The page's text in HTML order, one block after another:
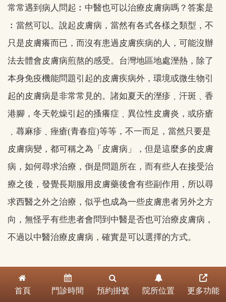
常常遇到病人問起︰中醫也可以治療皮膚病嗎？答案是
︰當然可以。說起皮膚病，當然有各式各樣之類型，不
只是皮膚癢而已，而沒有患過皮膚疾病的人，可能沒辦
法去體會皮膚病煎熬的感受。台灣地區地處溼熱，除了
本身免疫機能問題引起的皮膚疾病外，環境或微生物引
起的皮膚病是非常常見的。諸如夏天的溼疹﹑汗斑﹑香
港腳，冬天乾燥引起的搔癢症﹑異位性皮膚炎，或疥瘡
﹑蕁麻疹﹑痤瘡(青春痘)等等，不一而足，當然只要是
皮膚病變，都可稱之為「皮膚病」，但是這麼多的皮膚
病，如何尋求治療，倒是問題所在，而有些人在接受治
療之後，發覺長期服用皮膚藥後會有些副作用，所以尋
求西醫之外之治療，似乎也成為一些皮膚患者另外之方
向，無怪乎有些患者會問到中醫是否也可治療皮膚病，
不過以中醫治療皮膚病，確實是可以選擇的方式。
皮膚病五花八門，不同的發病原因，不同的皮膚症狀，
分屬不同的皮膚病種類，諸如紅斑性狼瘡﹑白塞氏病是
首頁 門診時間 預約掛號 院所位置 更多功能